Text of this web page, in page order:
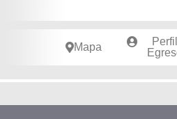
Mapa
Perfil